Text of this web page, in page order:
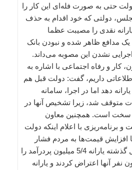
حتی به صورت فله‌ای این کار را
دولتی که خود اقدام به حذف
نقدی را مصیبت عظما
مدافع ظاهر شده و نبودن بانک
نشدن این مصوبه می‌داند.
کار و رفاه اجتماعی با اشاره به
از 50 پایگاه اطلاعاتی داریم، گفت: دولت قبل هم
فقط به 7 دهک یارانه دهد اما در اجرا، سامانه
متوقف شد، زیرا تشخیص آنها در
سخت است. همچنین معاون
و برنامه‌ریزی با اعلام اینکه دولت
در سال ۹۵ با افزایش قیمت‌ها به مردم فشار
بیاورد، گفت: دولت سال گذشته یارانه 5/4 میلیون پردرآمد را
ولی 5/1 میلیون نفر آنها اعتراض کردند و یارانه